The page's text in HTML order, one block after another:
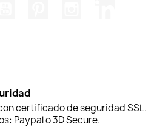
certificado de seguridad SSL.
Paypal o 3D Secure.